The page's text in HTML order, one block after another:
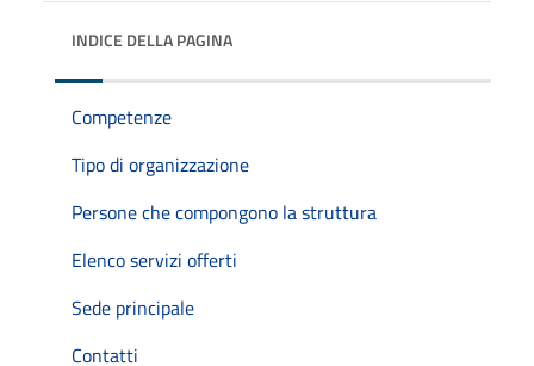
INDICE DELLA PAGINA
Competenze
Tipo di organizzazione
Persone che compongono la struttura
Elenco servizi offerti
Sede principale
Contatti